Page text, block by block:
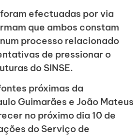
efectuadas por via
que ambos constam
processo relacionado
de pressionar o
do SINSE.
próximas da
Guimarães e João Mateus
no próximo dia 10 de
do Serviço de